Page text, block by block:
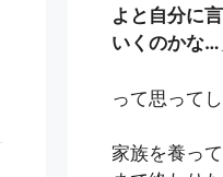
よと自分に
いくのかな…
って思ってし
家族を養っ